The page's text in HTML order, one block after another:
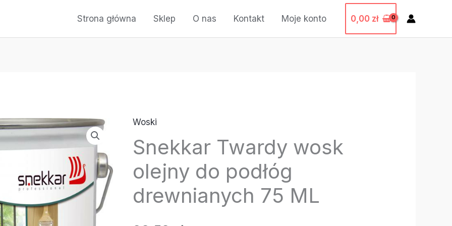
Strona główna Sklep O nas Kontakt Moje konto 0,00 zł
Woski
Snekkar Twardy wosk
olejny do podłóg
drewnianych 75 ML